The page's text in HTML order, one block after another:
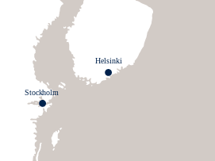
Helsinki
Stockholm